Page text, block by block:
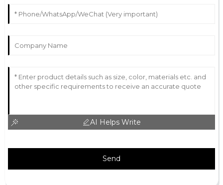
AI Helps Write
Send